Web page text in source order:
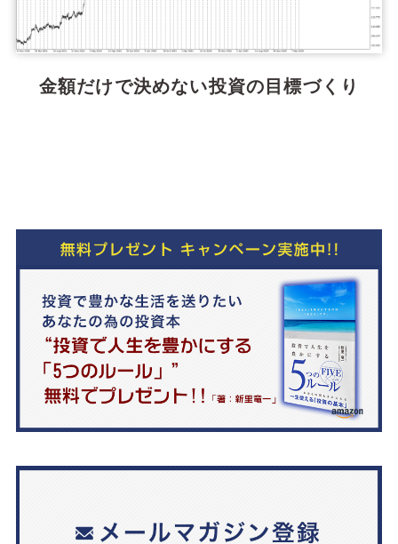
金額だけで決めない投資の目標づくり